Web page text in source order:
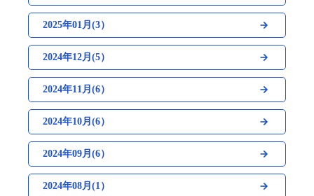
2025年01月(3）
2024年12月(5）
2024年11月(6）
2024年10月(6）
2024年09月(6）
2024年08月(1）